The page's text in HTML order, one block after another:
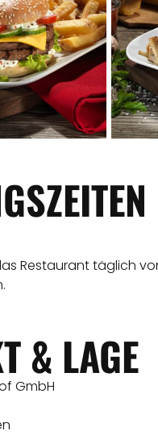
Restaurant täglich
& LAGE
GmbH